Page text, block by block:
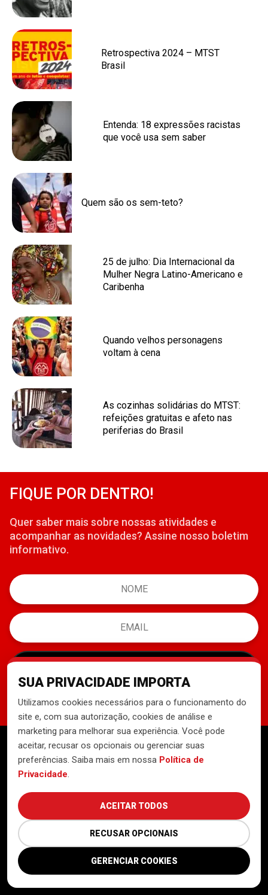
Retrospectiva 2024 – MTST
Brasil
Entenda: 18 expressões racistas
que você usa sem saber
Quem são os sem-teto?
25 de julho: Dia Internacional da
Mulher Negra Latino-Americano e
Caribenha
Quando velhos personagens
voltam à cena
As cozinhas solidárias do MTST:
refeições gratuitas e afeto nas
periferias do Brasil
SUA PRIVACIDADE IMPORTA
Utilizamos cookies necessários para o funcionamento do
site e, com sua autorização, cookies de análise e
marketing para melhorar sua experiência. Você pode
aceitar, recusar os opcionais ou gerenciar suas
preferências. Saiba mais em nossa Política de
Privacidade.
ACEITAR TODOS
RECUSAR OPCIONAIS
GERENCIAR COOKIES
FIQUE POR DENTRO!
Quer saber mais sobre nossas atividades e
acompanhar as novidades? Assine nosso boletim
informativo.
Ao se inscrever, você concorda em receber comunicações por email.
Conheça o MTST
Loja de Luta
Cozinhas Solidárias
Contrate quem luta